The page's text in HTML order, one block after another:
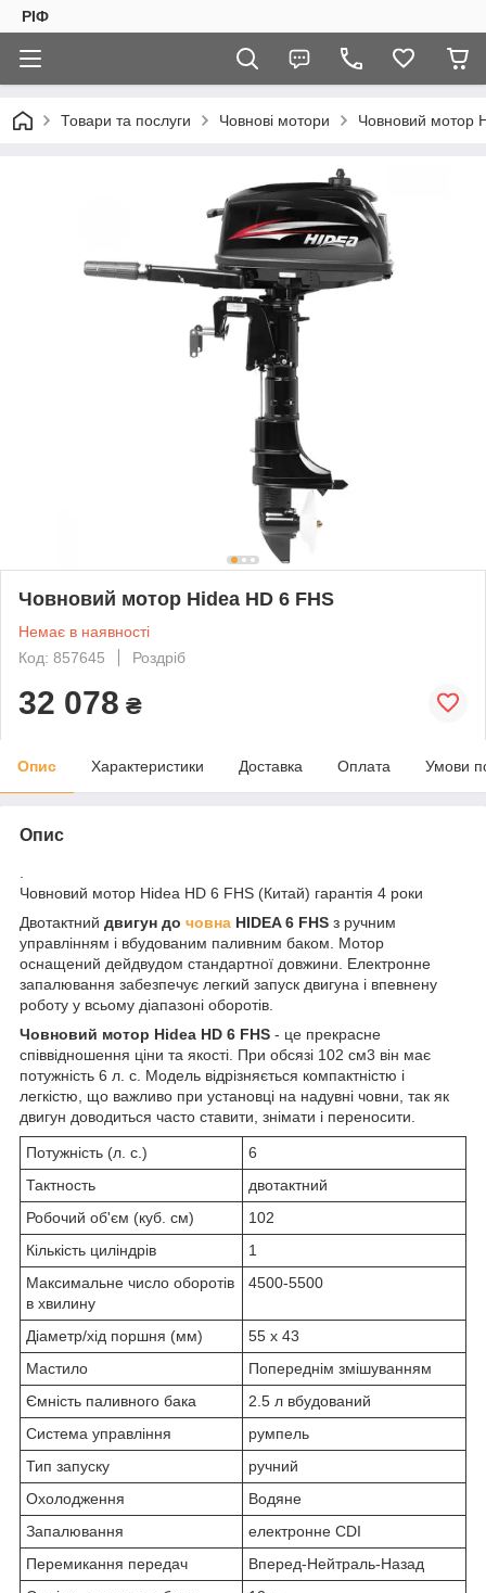
РІФ
Товари та послуги Човнові мотори Човновий мотор
Човновий мотор Hidea HD 6 FHS
Немає в наявності
Код: 857645
Роздріб
32 078 ₴
Опис Характеристики Доставка Оплата Умови
Опис
Човновий мотор Hidea HD 6 FHS (Китай) гарантія 4 роки
Двотактний двигун до човна HIDEA 6 FHS з ручним
управлінням і вбудованим паливним баком. Мотор
оснащений дейдвудом стандартної довжини. Електронне
запалювання забезпечує легкий запуск двигуна і впевнену
роботу у всьому діапазоні оборотів.
Човновий мотор Hidea HD 6 FHS - це прекрасне
співвідношення ціни та якості. При обсязі 102 см3 він має
потужність 6 л. с. Модель відрізняється компактністю і
легкістю, що важливо при установці на надувні човни, так як
двигун доводиться часто ставити, знімати і переносити.
Потужність (л. с.)
6
Тактность
двотактний
Робочий об'єм (куб. см)
102
Кількість циліндрів
1
Максимальне число оборотів
в хвилину
4500-5500
Діаметр/хід поршня (мм)
55 x 43
Мастило
Попереднім змішуванням
Ємність паливного бака
2.5 л вбудований
Система управління
румпель
Тип запуску
ручний
Охолодження
Водяне
Запалювання
електронне CDI
Перемикання передач
Вперед-Нейтраль-Назад